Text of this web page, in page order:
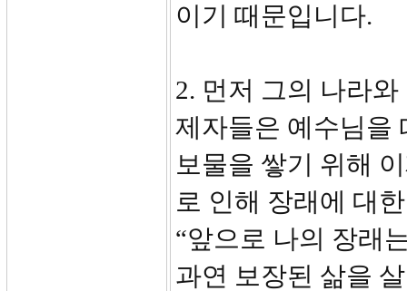
이기 때문입니다.
2. 먼저 그의 나라
제자들은 예수님을
보물을 쌓기 위해
로 인해 장래에 대
“앞으로 나의 장래
과연 보장된 삶을